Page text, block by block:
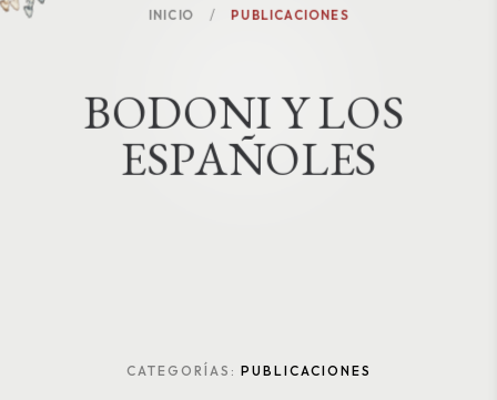
INICIO PUBLICACIONES
BODONIYLOS
ESPAÑOLES
CATEGORÍAS: PUBLICACIONES